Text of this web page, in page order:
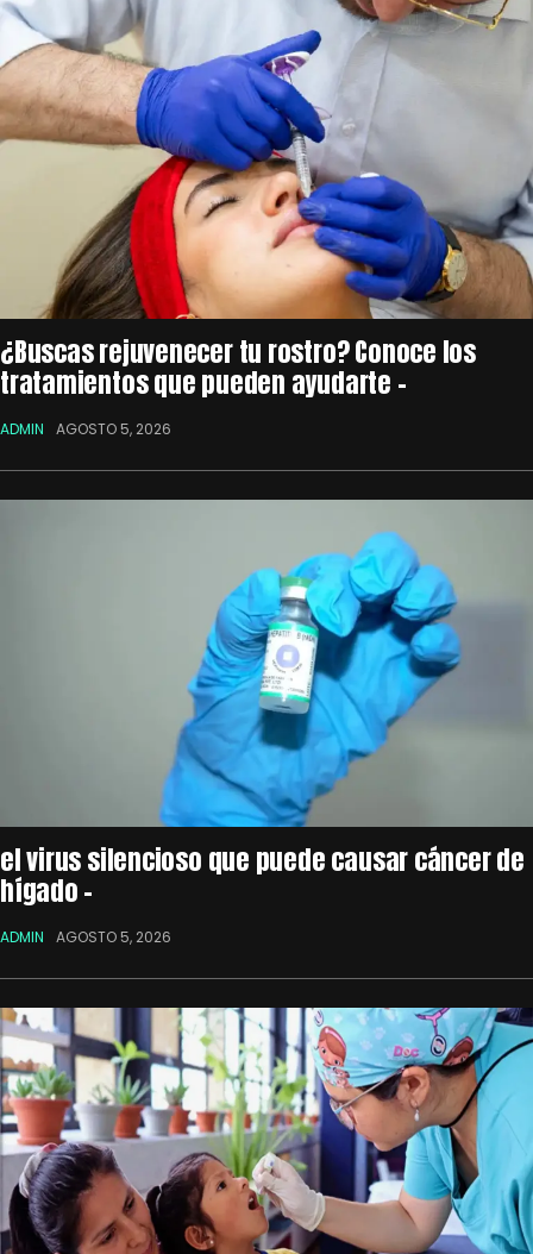
¿Buscas rejuvenecer tu rostro? Conoce los
tratamientos que pueden ayudarte –
ADMIN AGOSTO 5, 2026
el virus silencioso que puede causar cáncer de
hígado –
ADMIN AGOSTO 5, 2026